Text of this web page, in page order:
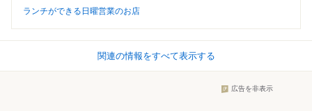
ランチができる日曜営業のお店
関連の情報をすべて表示する
広告を非表示